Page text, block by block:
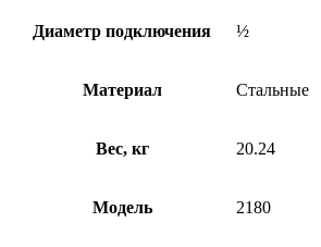
Диаметр подключения ½
Материал Стальные
Вес, кг 20.24
Модель 2180